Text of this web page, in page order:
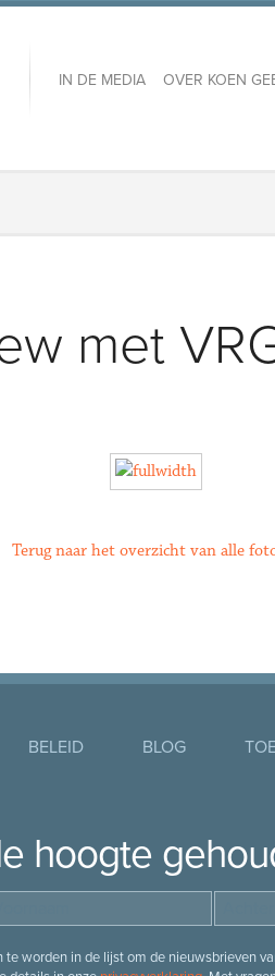
IN DE MEDIA OVER KOEN
met
Terug naar het overzicht van alle
BELEID BLOG
hoogte
worden in de lijst om de nieuwsbrieven